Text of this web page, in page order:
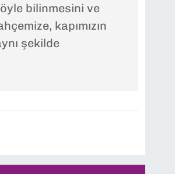
bilinmesini ve
kapımızın
şekilde